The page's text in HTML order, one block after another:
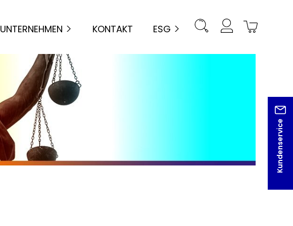
UNTERNEHMEN KONTAKT ESG
Kundenservice